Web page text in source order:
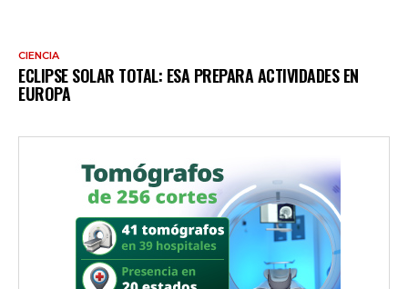
CIENCIA
ECLIPSE SOLAR TOTAL: ESA PREPARA ACTIVIDADES EN
EUROPA